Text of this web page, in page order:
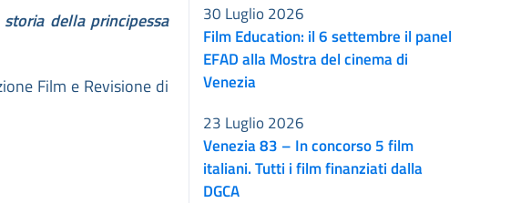
storia della principessa
Film e Revisione di
Film Education: il 6 settembre il panel
EFAD alla Mostra del cinema di
Venezia
30 Luglio 2026
Venezia 83 – In concorso 5 film
italiani. Tutti i film finanziati dalla
DGCA
23 Luglio 2026